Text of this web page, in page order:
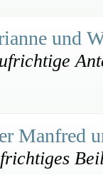
und
Manfred